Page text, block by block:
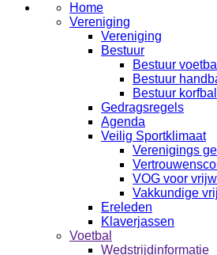
Home
Vereniging
Vereniging
Bestuur
Bestuur voetbal
Bestuur
Bestuur korfbal
Gedragsregels
Agenda
Veilig Sportklimaat
Verenigings
VOG voor
Vakkundige
Ereleden
Klaverjassen
Voetbal
Wedstrijdinformatie